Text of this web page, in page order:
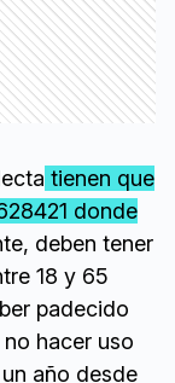
tienen que
donde
deben tener
18 y 65
padecido
hacer uso
año desde